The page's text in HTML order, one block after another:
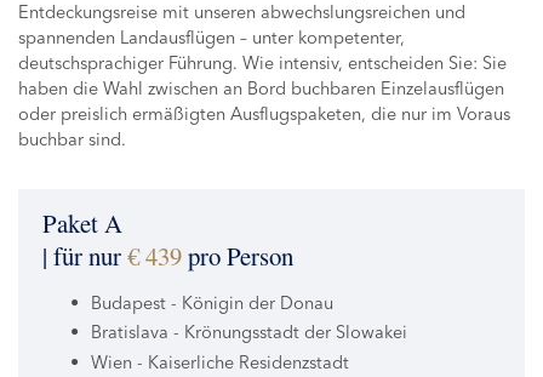
Entdeckungsreise mit unseren abwechslungsreichen und
spannenden Landausflügen – unter kompetenter,
deutschsprachiger Führung. Wie intensiv, entscheiden Sie: Sie
haben die Wahl zwischen an Bord buchbaren Einzelausflügen
oder preislich ermäßigten Ausflugspaketen, die nur im Voraus
buchbar sind.
Paket A
| für nur€ 439pro Person
Budapest - Königin der Donau
Bratislava - Krönungsstadt der Slowakei
Wien - Kaiserliche Residenzstadt